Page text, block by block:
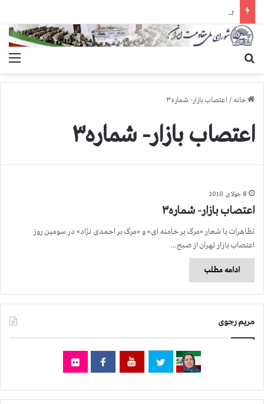
یورش وحشیانه گارد زندان اوین به سالن ۵ بند ۷ و ضرب و شتم زندانیان
خانه / اعتصاب بازار- شماره۳
اعتصاب بازار- شماره۳
8 جولای 2010
اعتصاب بازار- شماره۳
تظاهرات با شعار «مرگ بر خامنه ای» و «مرگ بر احمدی نژاد» در سومین روز
اعتصاب بازار تهران از صبح…
ادامه مطلب
مریم رجوی